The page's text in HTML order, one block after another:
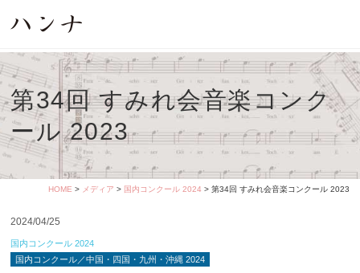
第34回 すみれ会音楽コンク
ール 2023
HOME > メディア > 国内コンクール 2024 > 第34回 すみれ会音楽コンクール 2023
2024/04/25
国内コンクール 2024
国内コンクール／中国・四国・九州・沖縄 2024